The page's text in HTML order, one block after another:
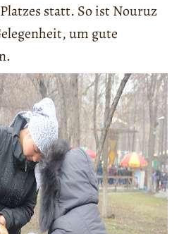
statt. So ist Nouruz
um gute